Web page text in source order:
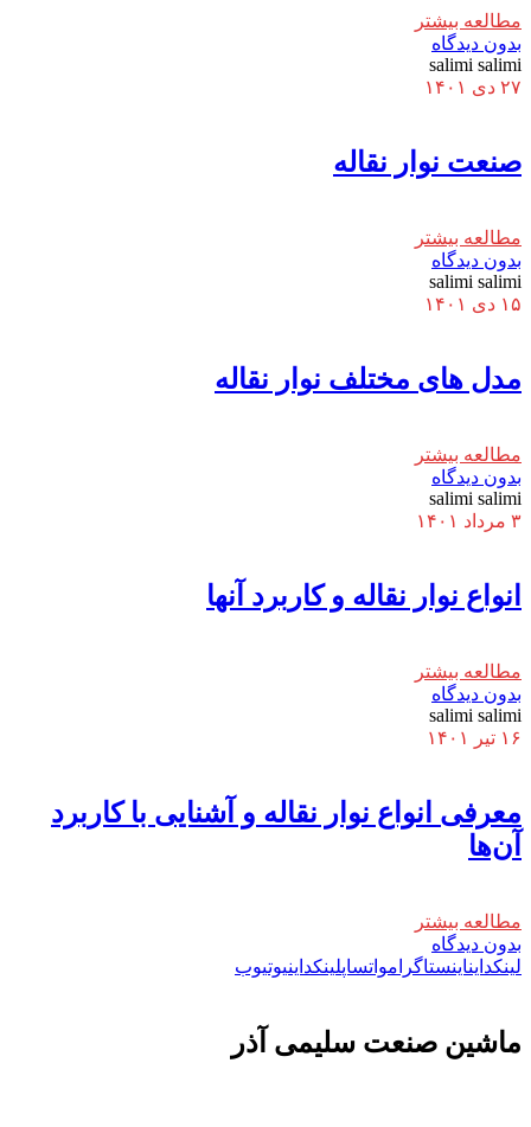
مطالعه بیشتر
بدون دیدگاه
salimi salimi
۲۷ دی ۱۴۰۱
صنعت نوار نقاله
مطالعه بیشتر
بدون دیدگاه
salimi salimi
۱۵ دی ۱۴۰۱
مدل های مختلف نوار نقاله
مطالعه بیشتر
بدون دیدگاه
salimi salimi
۳ مرداد ۱۴۰۱
انواع نوار نقاله و کاربرد آنها
مطالعه بیشتر
بدون دیدگاه
salimi salimi
۱۶ تیر ۱۴۰۱
معرفی انواع نوار نقاله و آشنایی با کاربرد
آن‌ها
مطالعه بیشتر
بدون دیدگاه
لینکدایناینستاگرامواتساپلینکداینیوتیوب
ماشين صنعت سليمی آذر